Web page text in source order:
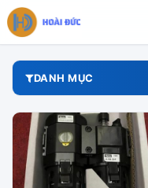
DANH MỤC